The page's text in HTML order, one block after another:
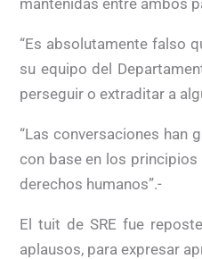
“Es absolutamente falso
su equipo del
perseguir o extraditar a
“Las conversaciones han
con base en los
derechos humanos”.-
El tuit de SRE fue
aplausos, para expresar